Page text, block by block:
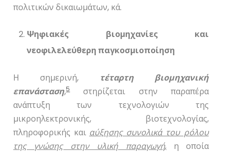
πολιτικών δικαιωμάτων, κά.
Ψηφιακές βιομηχανίες και
νεοφιλελεύθερη παγκοσμιοποίηση
Η σημερινή,
τέταρτη βιομηχανική
επανάσταση,5στηρίζεται στην παραπέρα
ανάπτυξη των τεχνολογιών της
μικροηλεκτρονικής, βιοτεχνολογίας,
πληροφορικής και αύξησης συνολικά του ρόλου
της γνώσης στην υλική παραγωγή, η οποία